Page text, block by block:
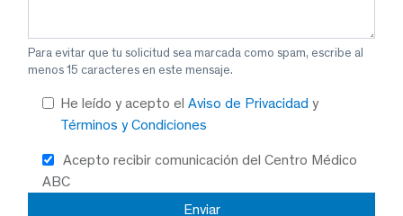
Para evitar que tu solicitud sea marcada como spam, escribe al
menos 15 caracteres en este mensaje.
He leído y acepto el Aviso de Privacidad y
Términos y Condiciones
Acepto recibir comunicación del Centro Médico
ABC